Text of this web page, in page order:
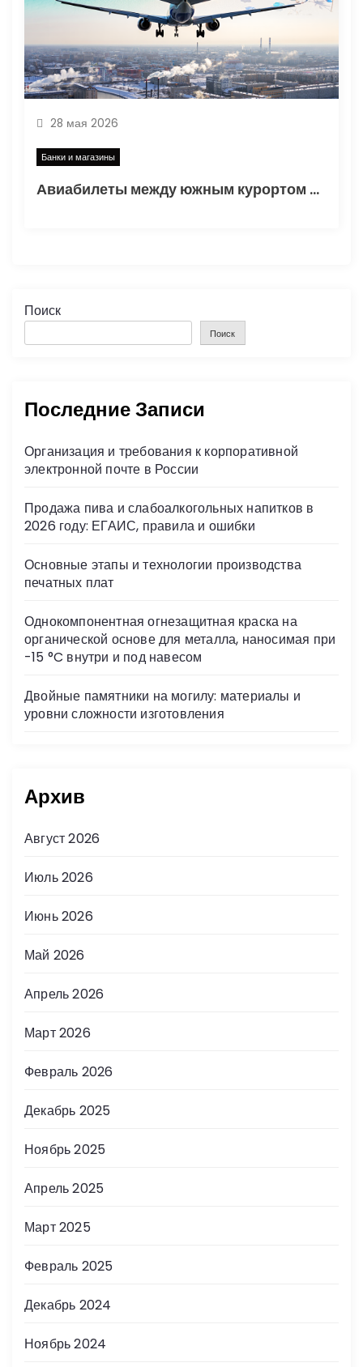
28 мая 2026
Банки и магазины
Авиабилеты между южным курортом и сибирским городом: расписание, время в пути и варианты перелета
Поиск
Поиск
Последние Записи
Организация и требования к корпоративной
электронной почте в России
Продажа пива и слабоалкогольных напитков в
2026 году: ЕГАИС, правила и ошибки
Основные этапы и технологии производства
печатных плат
Однокомпонентная огнезащитная краска на
органической основе для металла, наносимая при
-15 °C внутри и под навесом
Двойные памятники на могилу: материалы и
уровни сложности изготовления
Архив
Август 2026
Июль 2026
Июнь 2026
Май 2026
Апрель 2026
Март 2026
Февраль 2026
Декабрь 2025
Ноябрь 2025
Апрель 2025
Март 2025
Февраль 2025
Декабрь 2024
Ноябрь 2024